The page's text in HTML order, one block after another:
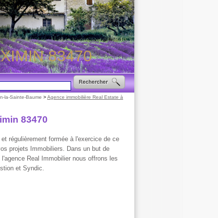
83470
la-Sainte-Baume >Agence immobilière Real Estate à
83470
régulièrement formée à l'exercice de ce
projets Immobiliers. Dans un but de
Real Immobilier nous offrons les
et Syndic.